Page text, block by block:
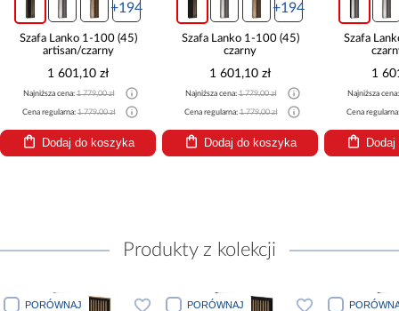
+194
Szafa Lanko 1-100 (45)
artisan/czarny
1 601,10 zł
Najniższa cena:1 779,00 zł
Cena regularna:1 779,00 zł
Dodaj do koszyka
+194
Szafa Lanko 1-100 (45)
czarny
1 601,10 zł
Najniższa cena:1 779,00 zł
Cena regularna:1 779,00 zł
Dodaj do koszyka
Szafa
1
Najniższa
Cena
Produkty z kolekcji
PORÓWNAJ PORÓWNAJ